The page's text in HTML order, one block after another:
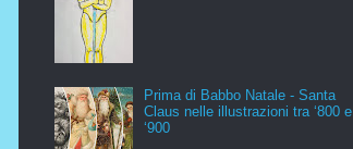
Prima di Babbo Natale - Santa
Claus nelle illustrazioni tra ‘800 e
‘900